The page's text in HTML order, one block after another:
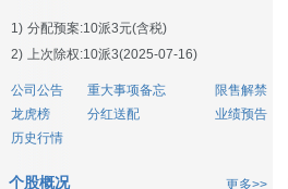
1) 分配预案:10派3元(含税)
2) 上次除权:10派3(2025-07-16)
公司公告 重大事项备忘
限售解禁
龙虎榜
分红送配
业绩预告
历史行情
更多>>
个股概况